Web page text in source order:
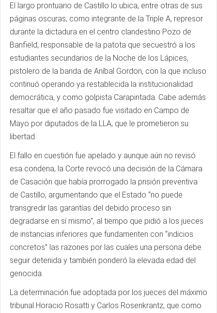
El largo prontuario de Castillo lo ubica, entre otras de sus
páginas oscuras, como integrante de la Triple A, represor
durante la dictadura en el centro clandestino Pozo de
Banfield, responsable de la patota que secuestró a los
estudiantes secundarios de la Noche de los Lápices,
pistolero de la banda de Aníbal Gordon, con la que incluso
continuó operando ya restablecida la institucionalidad
democrática, y como golpista Carapintada. Cabe además
resaltar que el año pasado fue visitado en Campo de
Mayo por diputados de la LLA, que le prometieron su
libertad.
El fallo en cuestión fue apelado y aunque aún no revisó
esa condena, la Corte revocó una decisión de la Cámara
de Casación que había prorrogado la prisión preventiva
de Castillo, argumentando que el Estado “no puede
transgredir las garantías del debido proceso sin
degradarse en sí mismo”, al tiempo que pidió a los jueces
de instancias inferiores que fundamenten con “indicios
concretos” las razones por las cuales una persona debe
seguir detenida y también ponderó la elevada edad del
genocida.
La determinación fue adoptada por los jueces del máximo
tribunal Horacio Rosatti y Carlos Rosenkrantz, que como